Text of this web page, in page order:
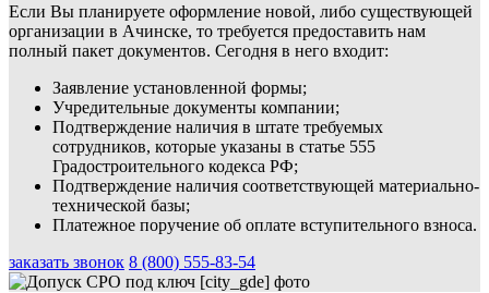
Если Вы планируете оформление новой, либо существующей
организации в Ачинске, то требуется предоставить нам
полный пакет документов. Сегодня в него входит:
Заявление установленной формы;
Учредительные документы компании;
Подтверждение наличия в штате требуемых
сотрудников, которые указаны в статье 555
Градостроительного кодекса РФ;
Подтверждение наличия соответствующей материально-
технической базы;
Платежное поручение об оплате вступительного взноса.
заказать звонок 8 (800) 555-83-54